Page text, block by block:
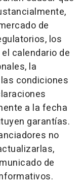
de
los
calendario de
la
condiciones
a la fecha
garantías.
no
de